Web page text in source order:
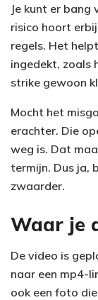
Je kunt er
risico hoort
regels. Het
ingedekt, zoals
strike gewoon
Mocht het
erachter. Die
weg is. Dat
termijn. Dus ja,
zwaarder.
Waar je
De video is
naar een mp4-
ook een foto